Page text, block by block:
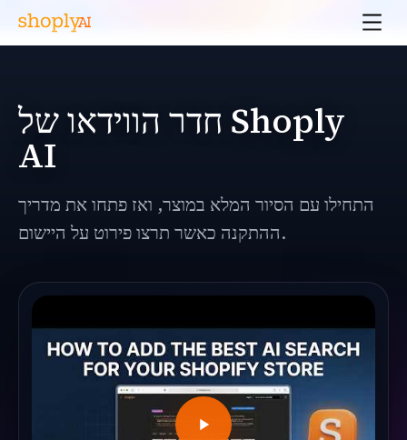
חדר הווידאו של Shoply
AI
התחילו עם הסיור המלא במוצר, ואז פתחו את מדריך
ההתקנה כאשר תרצו פירוט על היישום.